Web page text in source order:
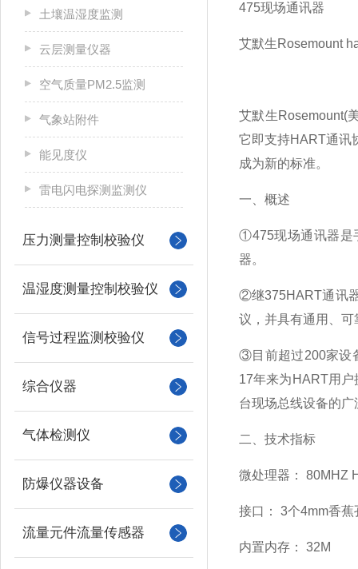
475现场通讯器
艾默生Rosemount
艾默生Rosemount(
它即支持HART通讯
成为新的标准。
一、概述
①475现场通讯器是
器。
②继375HART通讯
议，并具有通用、
③目前超过200家设
17年来为HART用
台现场总线设备的
二、技术指标
微处理器： 80MHZ
接口： 3个4mm香蕉
内置内存： 32M
土壤温湿度监测
云层测量仪器
空气质量PM2.5监测
气象站附件
能见度仪
雷电闪电探测监测仪
压力测量控制校验仪
温湿度测量控制校验仪
信号过程监测校验仪
综合仪器
气体检测仪
防爆仪器设备
流量元件流量传感器